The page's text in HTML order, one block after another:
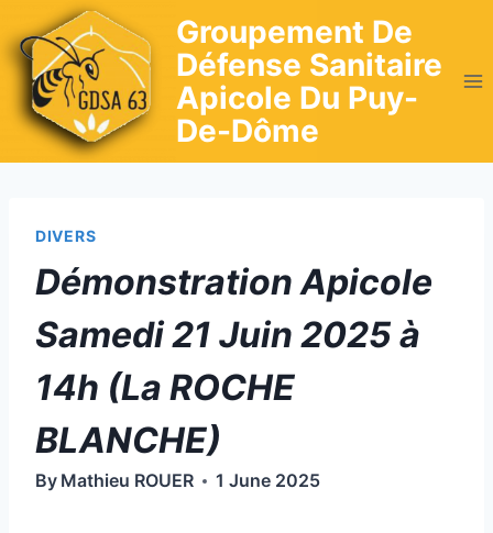
to
content
Groupement De
Défense Sanitaire
Apicole Du Puy-
De-Dôme
DIVERS
Démonstration Apicole
Samedi 21 Juin 2025 à
14h (La ROCHE
BLANCHE)
By Mathieu ROUER 1 June 2025